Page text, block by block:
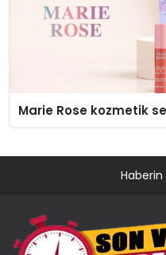
Marie Rose kozmetik
Haberin